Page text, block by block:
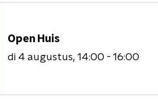
Open Huis
di 4 augustus 14:00 - 16:00